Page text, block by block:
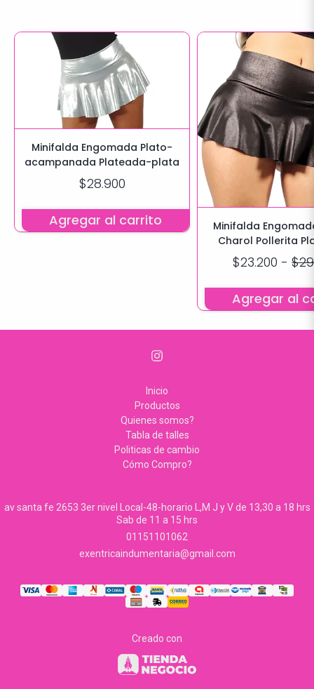
Minifalda Engomada Plato-
acampanada Plateada-plata
$28.900
Agregar al carrito
Minifalda
Charol Pollerita
$23.200 -
Agregar al
Inicio
Productos
Quienes somos?
Tabla de talles
Politicas de cambio
Cómo Compro?
av santa fe 2653 3er nivel Local-48-horario L,M J y V de 13,30 a 18 hrs
Sab de 11 a 15 hrs
01151101062
exentricaindumentaria@gmail.com
Creado con